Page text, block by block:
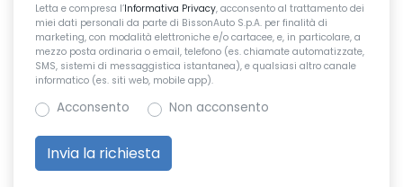
Letta e compresa l’Informativa Privacy, acconsento al trattamento dei
miei dati personali da parte di BissonAuto S.p.A. per finalità di
marketing, con modalità elettroniche e/o cartacee, e, in particolare, a
mezzo posta ordinaria o email, telefono (es. chiamate automatizzate,
SMS, sistemi di messaggistica istantanea), e qualsiasi altro canale
informatico (es. siti web, mobile app).
Acconsento Non acconsento